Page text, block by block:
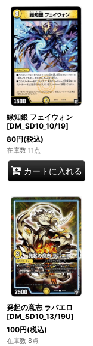
緑知銀 フェイウォン
[DM_SD10_10/19]
80円(税込)
在庫数 11点
カートに入れる
発起の意志 ラパエロ
[DM_SD10_13/19U]
100円(税込)
在庫数 8点